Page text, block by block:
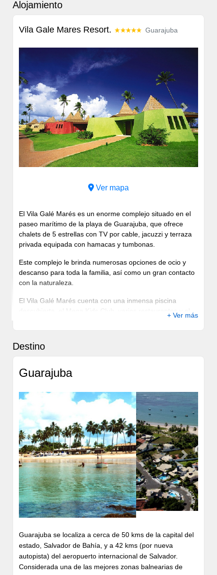
Alojamiento
Vila Gale Mares Resort. Guarajuba
Previous Next
Ver mapa
El Vila Galé Marés es un enorme complejo situado en el
paseo marítimo de la playa de Guarajuba, que ofrece
chalets de 5 estrellas con TV por cable, jacuzzi y terraza
privada equipada con hamacas y tumbonas.
Este complejo le brinda numerosas opciones de ocio y
descanso para toda la familia, así como un gran contacto
con la naturaleza.
El Vila Galé Marés cuenta con una inmensa piscina
ciclismo, haciendo actividades acuáticas o jugando al
peluquería, tiendas y una agencia de viajes.
+ Ver más
Destino
Guarajuba
Previous Next
estado,Salvador de Bahía, y a 42 kms (por nueva
autopista) del aeropuerto internacional de Salvador.
Considerada una de las mejores zonas balnearias de
Bahía, cuenta con zonas de fuertes olas, excelentes para